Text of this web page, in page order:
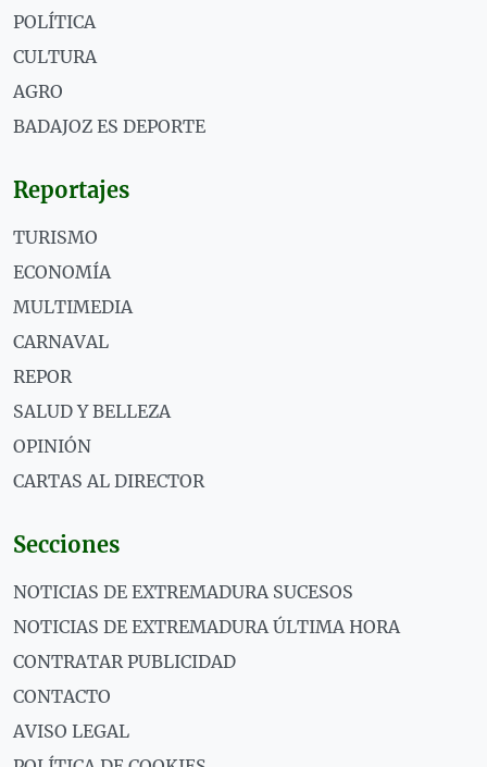
POLÍTICA
CULTURA
AGRO
BADAJOZ ES DEPORTE
Reportajes
TURISMO
ECONOMÍA
MULTIMEDIA
CARNAVAL
REPOR
SALUD Y BELLEZA
OPINIÓN
CARTAS AL DIRECTOR
Secciones
NOTICIAS DE EXTREMADURA SUCESOS
NOTICIAS DE EXTREMADURA ÚLTIMA HORA
CONTRATAR PUBLICIDAD
CONTACTO
AVISO LEGAL